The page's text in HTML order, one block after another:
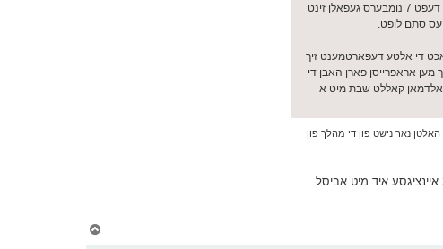
דארפסט אויך רעכענען אז מצילי אש קאווערט לכאורה פיל א גרעסערע געגנט ווי ברוער, אויך -איך ווייס נישט אויב עס איז דא א וועג צו טשעקן- איז די דעפט 7 נומבערס געפאלן זינט
די אלטע דעפארטמענט זיך
אראפרייסן פארן האבן די
קאללט שבת מיט א
האלטן נאר נישט פון די מהלך פון
איינציגסע איד מיט אביסל